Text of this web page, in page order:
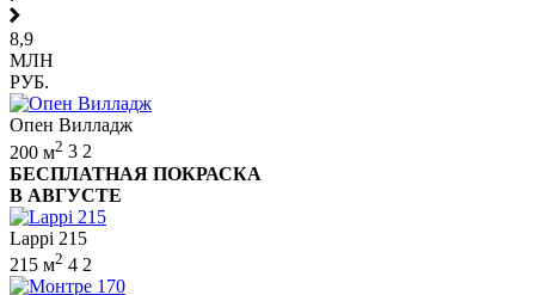
8,9
МЛН
РУБ.
Опен Вилладж
200 м2 3 2
БЕСПЛАТНАЯ ПОКРАСКА
В АВГУСТЕ
Lappi 215
215 м2 4 2